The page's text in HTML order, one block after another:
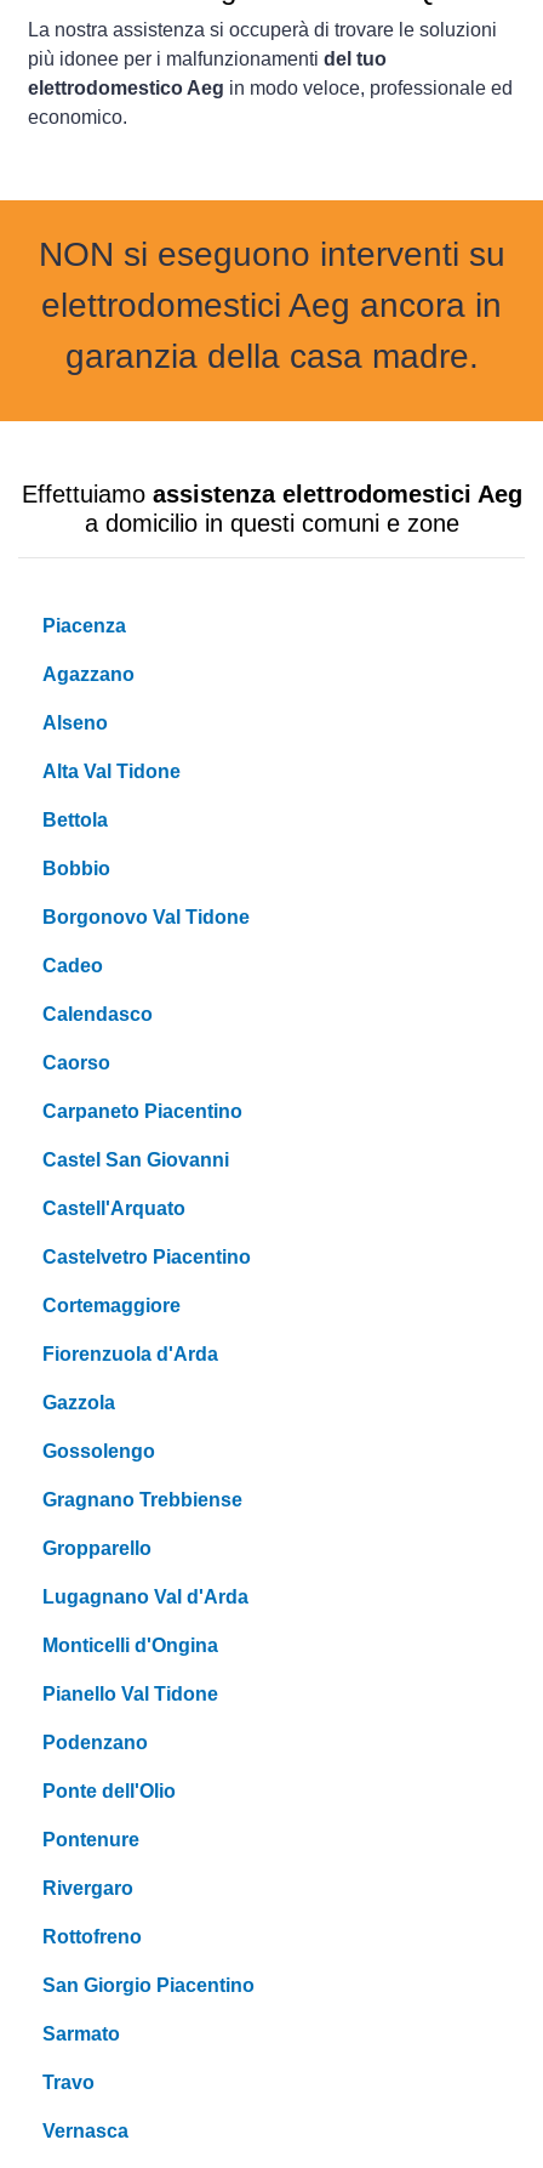
La nostra assistenza si occuperà di trovare le soluzioni
più idonee per i malfunzionamenti del tuo
elettrodomestico Aeg in modo veloce, professionale ed
economico.
NON si eseguono interventi su
elettrodomestici Aeg ancora in
garanzia della casa madre.
Effettuiamo assistenza elettrodomestici Aeg
a domicilio in questi comuni e zone
Piacenza
Agazzano
Alseno
Alta Val Tidone
Bettola
Bobbio
Borgonovo Val Tidone
Cadeo
Calendasco
Caorso
Carpaneto Piacentino
Castel San Giovanni
Castell'Arquato
Castelvetro Piacentino
Cortemaggiore
Fiorenzuola d'Arda
Gazzola
Gossolengo
Gragnano Trebbiense
Gropparello
Lugagnano Val d'Arda
Monticelli d'Ongina
Pianello Val Tidone
Podenzano
Ponte dell'Olio
Pontenure
Rivergaro
Rottofreno
San Giorgio Piacentino
Sarmato
Travo
Vernasca